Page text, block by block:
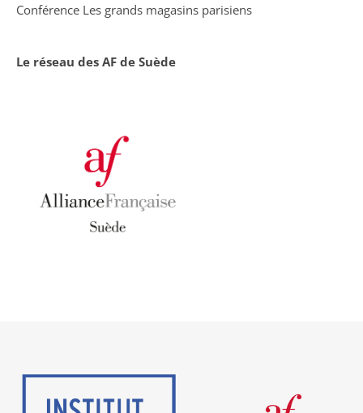
Conférence Les grands magasins parisiens
Le réseau des AF de Suède